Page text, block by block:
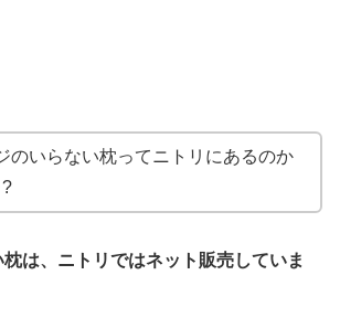
のいらない枕ってニトリにあるのか
は、ニトリではネット販売していま